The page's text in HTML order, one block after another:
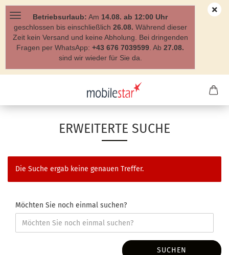
Betriebsurlaub: Am 14.08. ab 12:00 Uhr
geschlossen bis einschließlich 26.08. Während dieser
Zeit kein Versand und keine Abholung. Bei dringenden
Fragen per WhatsApp: +43 676 7039599 . Ab 27.08.
sind wir wieder für Sie da.
ERWEITERTE SUCHE
Die Suche ergab keine genauen Treffer.
Möchten Sie noch einmal suchen?
SUCHEN